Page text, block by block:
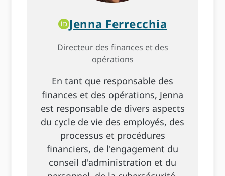
Jenna Ferrecchia
Directeur des finances et des
opérations
En tant que responsable des
finances et des opérations, Jenna
est responsable de divers aspects
du cycle de vie des employés, des
processus et procédures
financiers, de l'engagement du
conseil d'administration et du